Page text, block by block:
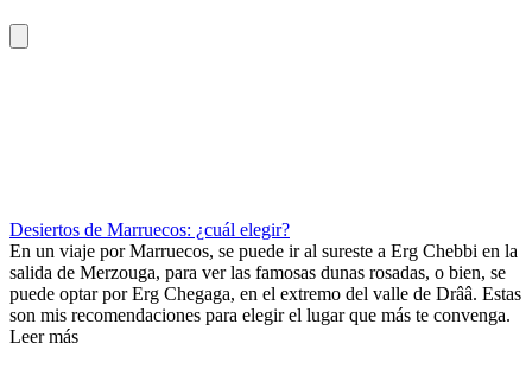
Desiertos de Marruecos: ¿cuál elegir?
En un viaje por Marruecos, se puede ir al sureste a Erg Chebbi en la
salida de Merzouga, para ver las famosas dunas rosadas, o bien, se
puede optar por Erg Chegaga, en el extremo del valle de Drââ. Estas
son mis recomendaciones para elegir el lugar que más te convenga.
Leer más